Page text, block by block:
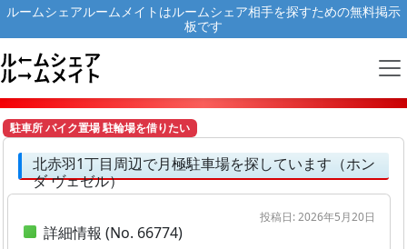
ルームシェアルームメイトはルームシェア相手を探すための無料掲示
板です
駐車所 バイク置場 駐輪場を借りたい
北赤羽1丁目周辺で月極駐車場を探しています（ホン
ダ ヴェゼル）
投稿日: 2026年5月20日
詳細情報 (No. 66774)